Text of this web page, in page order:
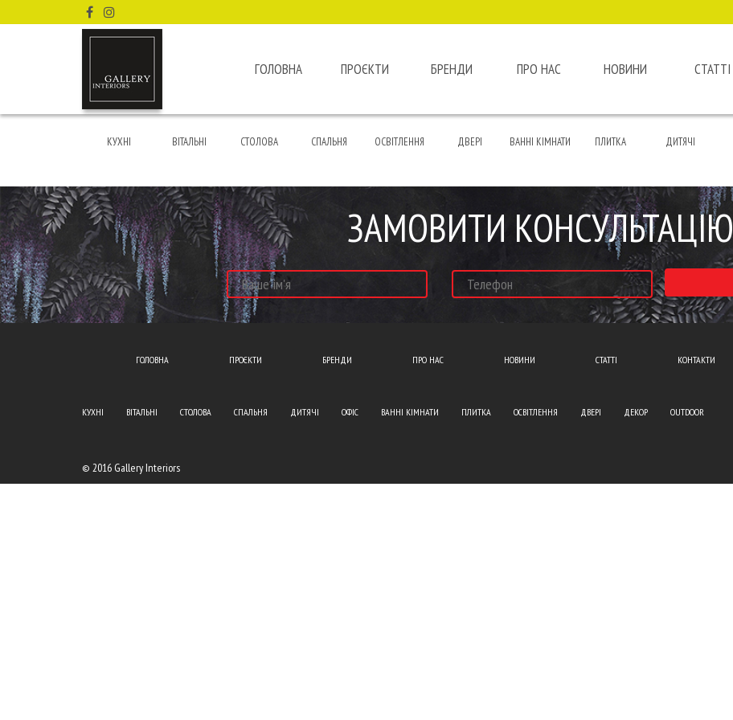
ГОЛОВНА ПРОЄКТИ БРЕНДИ ПРО НАС НОВИНИ СТАТТІ
КУХНІ ВІТАЛЬНІ СТОЛОВА СПАЛЬНЯ ОСВІТЛЕННЯ ДВЕРІ ВАННІ КІМНАТИ ПЛИТКА ДИТЯЧІ
ЗАМОВИТИ КОНСУЛЬТАЦІЮ
ГОЛОВНА ПРОЄКТИ БРЕНДИ ПРО НАС НОВИНИ СТАТТІ КОНТАКТИ
КУХНІ ВІТАЛЬНІ СТОЛОВА СПАЛЬНЯ ДИТЯЧІ ОФІС ВАННІ КІМНАТИ ПЛИТКА ОСВІТЛЕННЯ ДВЕРІ ДЕКОР OUTDOOR
© 2016 Gallery Interiors